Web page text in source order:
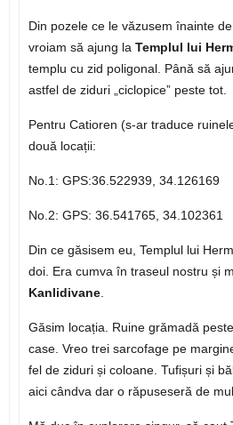
Din pozele ce le văzusem înainte
vroiam să ajung la Templul lui
templu cu zid poligonal. Până să
astfel de ziduri „ciclopice” peste tot.
Pentru Catioren (s-ar traduce
două locații:
No.1: GPS:36.522939, 34.126169
No.2: GPS: 36.541765, 34.102361
Din ce găsisem eu, Templul lui
doi. Era cumva în traseul nostru și
Kanlidivane.
Găsim locația. Ruine grămadă
case. Vreo trei sarcofage pe
fel de ziduri și coloane. Tufișuri și
aici cândva dar o răpuseseră de